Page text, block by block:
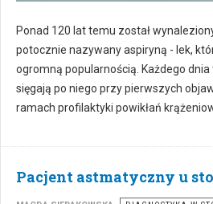
Ponad 120 lat temu został
potocznie nazywany aspiryną - lek,
ogromną popularnością. Każdego
sięgają po niego przy pierwszych
ramach profilaktyki powikłań
Pacjent astmatyczny u